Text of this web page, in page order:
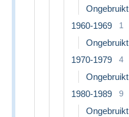
Ongebruikt
1960-1969 1
Ongebruikt
1970-1979 4
Ongebruikt
1980-1989 9
Ongebruikt